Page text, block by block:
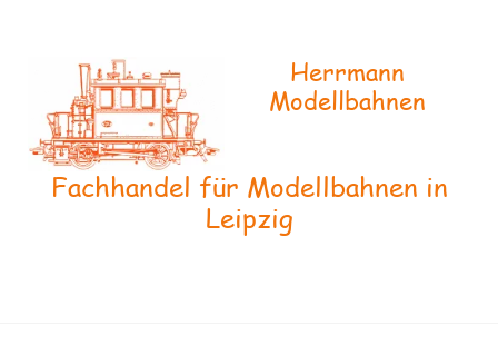
Herrmann
Modellbahnen
Fachhandel für Modellbahnen in
Leipzig